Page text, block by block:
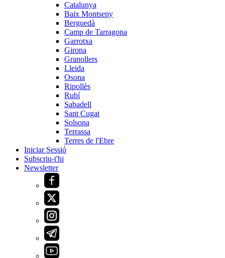
Catalunya
Baix Montseny
Berguedà
Camp de Tarragona
Garrotxa
Girona
Granollers
Lleida
Osona
Ripollès
Rubí
Sabadell
Sant Cugat
Solsona
Terrassa
Terres de l'Ebre
Iniciar Sessió
Subscriu-t'hi
Newsletter